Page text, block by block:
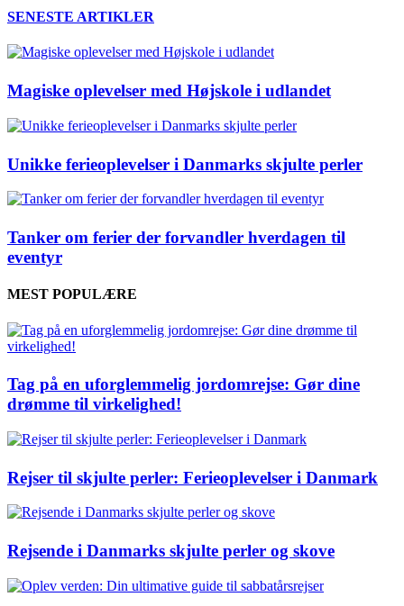
SENESTE ARTIKLER
Magiske oplevelser med Højskole i udlandet
Unikke ferieoplevelser i Danmarks skjulte perler
Tanker om ferier der forvandler hverdagen til
eventyr
MEST POPULÆRE
Tag på en uforglemmelig jordomrejse: Gør dine
drømme til virkelighed!
Rejser til skjulte perler: Ferieoplevelser i Danmark
Rejsende i Danmarks skjulte perler og skove